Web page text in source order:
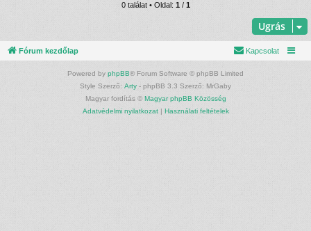
0 találat • Oldal: 1 / 1
Ugrás
Fórum kezdőlap Kapcsolat
Powered by phpBB® Forum Software © phpBB Limited
Style Szerző: Arty - phpBB 3.3 Szerző: MrGaby
Magyar fordítás © Magyar phpBB Közösség
Adatvédelmi nyilatkozat| Használati feltételek